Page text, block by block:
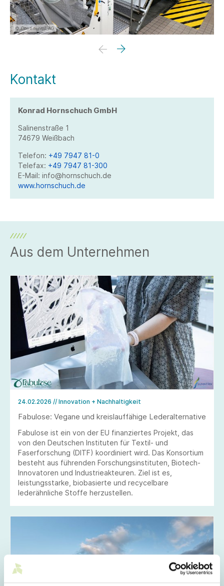
© Continental AG
Kontakt
Konrad Hornschuch GmbH
Salinenstraße 1
74679 Weißbach
Telefon: +49 7947 81-0
Telefax: +49 7947 81-300
E-Mail: info@hornschuch.de
www.hornschuch.de
Aus dem Unternehmen
24.02.2026 // Innovation + Nachhaltigkeit
Fabulose: Vegane und kreislauffähige Lederalternative
Fabulose ist ein von der EU finanziertes Projekt, das
von den Deutschen Instituten für Textil- und
Faserforschung (DITF) koordiniert wird. Das Konsortium
besteht aus führenden Forschungsinstituten, Biotech-
Innovatoren und Industrieakteuren. Ziel ist es,
leistungsstarke, biobasierte und recycelbare
lederähnliche Stoffe herzustellen.